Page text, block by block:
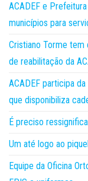
ACADEF e
municípios para
Cristiano Torme
de reabilitação da
ACADEF participa
que disponibiliza
É preciso
Um até logo ao
Equipe da Oficina